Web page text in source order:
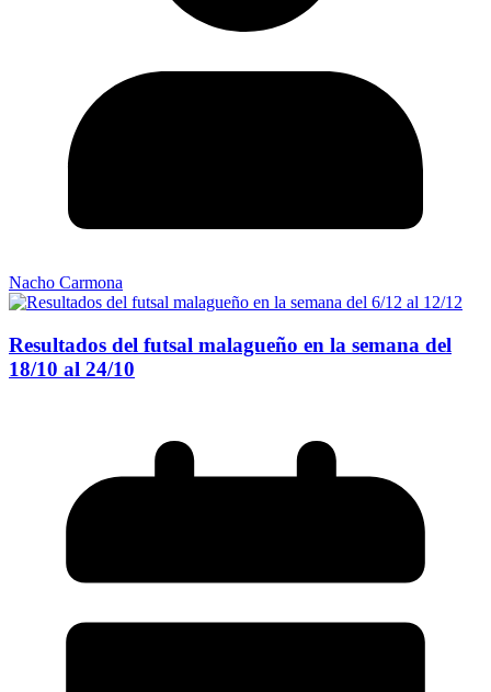
Nacho Carmona
Resultados del futsal malagueño en la semana del
18/10 al 24/10